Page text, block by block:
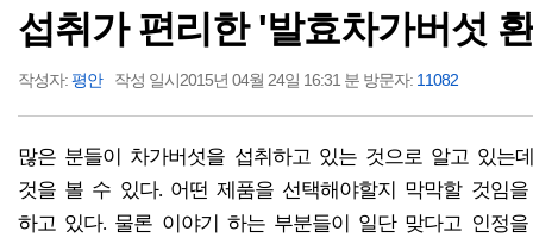
섭취가 편리한 '발효차가버섯
작성자:평안 작성 일시2015년 04월 24일 16:31 분 방문자: 11082
많은 분들이 차가버섯을 섭취하고 있는 것으로 알고 있는
것을 볼 수 있다. 어떤 제품을 선택해야할지 막막할 것임
하고 있다. 물론 이야기 하는 부분들이 일단 맞다고 인정